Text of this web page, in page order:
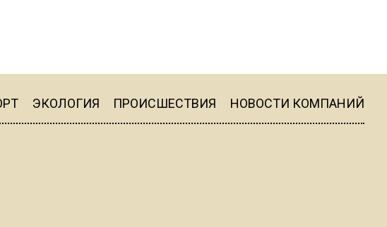
квадратный метр
ЭКОЛОГИЯ ПРОИСШЕСТВИЯ НОВОСТИ КОМПАНИЙ